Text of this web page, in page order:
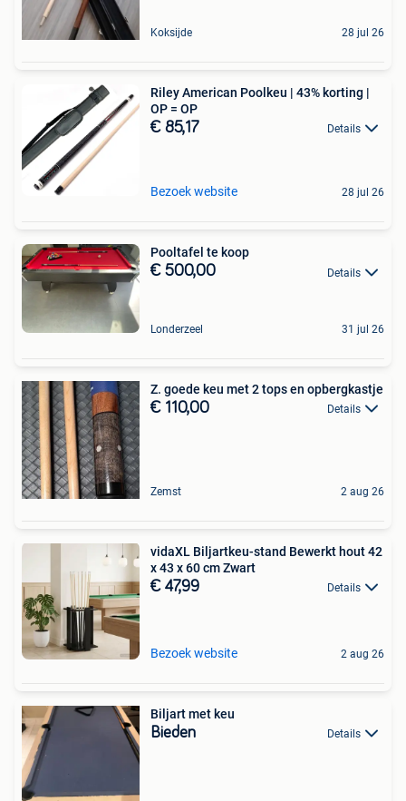
Koksijde 28 jul 26
Riley American Poolkeu | 43% korting |
OP = OP
€ 85,17 Details
Bezoek website 28 jul 26
Pooltafel te koop
€ 500,00 Details
Londerzeel 31 jul 26
Z. goede keu met 2 tops en opbergkastje
€ 110,00 Details
Zemst 2 aug 26
vidaXL Biljartkeu-stand Bewerkt hout 42
x 43 x 60 cm Zwart
€ 47,99 Details
Bezoek website 2 aug 26
Biljart met keu
Bieden Details